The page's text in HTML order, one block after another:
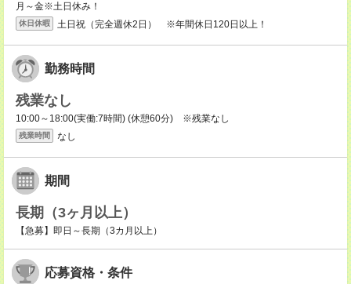
月～金※土日休み！
休日休暇 土日祝（完全週休2日） ※年間休日120日以上！
勤務時間
残業なし
10:00～18:00(実働:7時間) (休憩60分) ※残業なし
残業時間 なし
期間
長期（3ヶ月以上）
【急募】即日～長期（3カ月以上）
応募資格・条件